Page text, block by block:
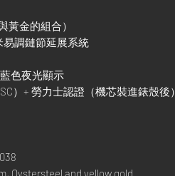
黃金的組合）
易調鏈節延展系統
色夜光顯示
）+ 勞力士認證（機芯裝進錶殼後）
Oystersteel and yellow gold